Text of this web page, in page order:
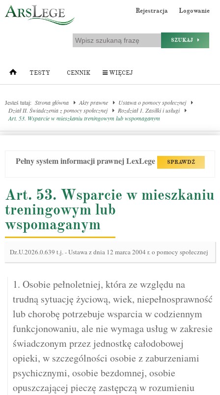
Rejestracja Logowanie
SZUKAJ
TESTY CENNIK WIĘCEJ
Jesteś tutaj: Strona główna Akty prawne
Ustawa o pomocy społecznej
Dział II. Świadczenia z pomocy społecznej
Rozdział 1. Zasiłki i usługi
Art. 53. Wsparcie w mieszkaniu treningowym lub wspomaganym
Pełny system informacji prawnej LexLege SPRAWDŹ
Art. 53. Wsparcie w mieszkaniu
treningowym lub
wspomaganym
Dz.U.2026.0.639 t.j.-Ustawa z dnia 12 marca 2004 r. o pomocy społecznej
1. Osobie pełnoletniej, która ze względu na
trudną sytuację życiową, wiek, niepełnosprawność
lub chorobę potrzebuje wsparcia w codziennym
funkcjonowaniu, ale nie wymaga usług w zakresie
świadczonym przez jednostkę całodobowej
opieki, w szczególności osobie z zaburzeniami
psychicznymi, osobie bezdomnej, osobie
opuszczającej pieczę zastępczą w rozumieniu